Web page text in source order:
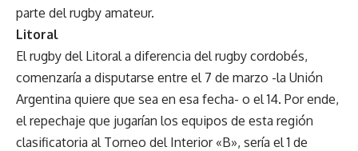
parte del rugby amateur.
Litoral
El rugby del Litoral a diferencia del rugby cordobés,
comenzaría a disputarse entre el 7 de marzo -la Unión
Argentina quiere que sea en esa fecha- o el 14. Por ende,
el repechaje que jugarían los equipos de esta región
clasificatoria al Torneo del Interior «B», sería el 1 de